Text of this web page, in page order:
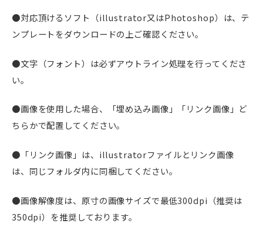
●対応頂けるソフト（illustrator又はPhotoshop）は、テ
ンプレートをダウンロードの上ご確認ください。
●文字（フォント）は必ずアウトライン処理を行ってくださ
い。
●画像を使用した場合、「埋め込み画像」「リンク画像」ど
ちらかで配置してください。
●「リンク画像」は、illustratorファイルとリンク画像
は、同じフォルダ内に同梱してください。
●画像解像度は、原寸の画像サイズで最低300dpi（推奨は
350dpi）を推奨しております。